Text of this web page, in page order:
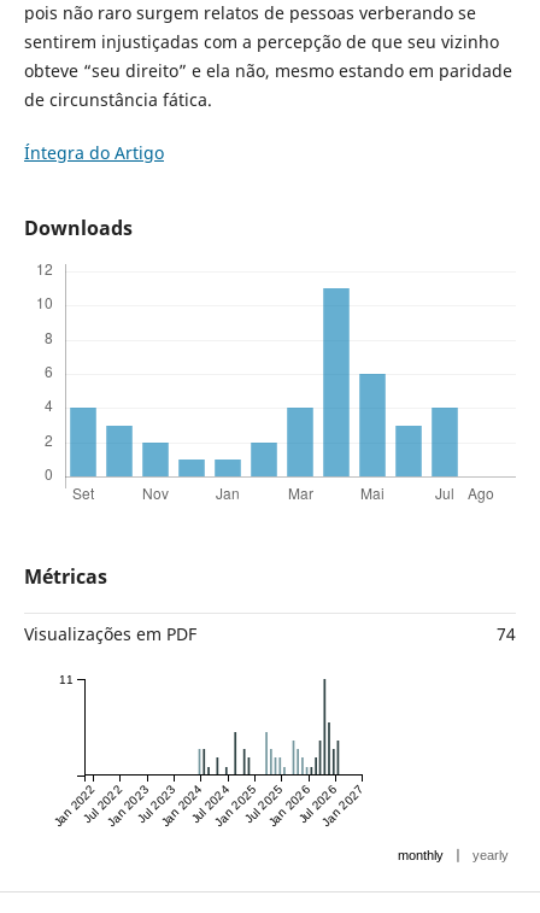
pois não raro surgem relatos de pessoas verberando se
sentirem injustiçadas com a percepção de que seu vizinho
obteve “seu direito” e ela não, mesmo estando em paridade
de circunstância fática.
Íntegra do Artigo
Downloads
Métricas
Visualizações em PDF 74
Jan 2022Jul 2022Jan 2023Jul 2023Jan 2024Jul 2024Jan 2025Jul 2025Jan 2026Jul 2026Jan 2027
11
monthly | yearly